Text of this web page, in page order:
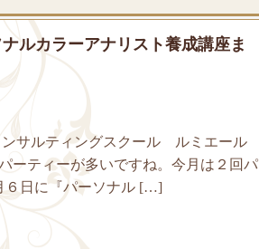
ルカラーアナリスト養成講座ま
サルティングスクール ルミエール
ーティーが多いですね。今月は２回パ
６日に『パーソナル […]